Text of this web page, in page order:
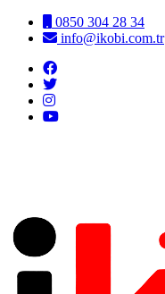
0850 304 28 34
info@ikobi.com.tr